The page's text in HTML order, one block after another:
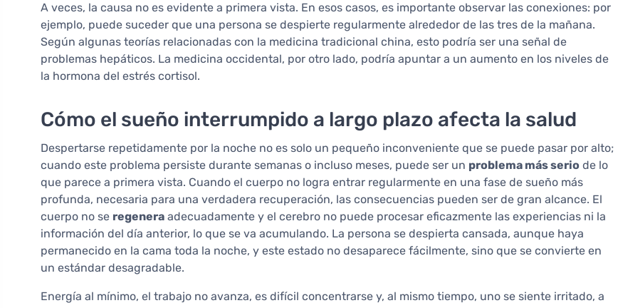
A veces, la causa no es evidente a primera vista. En esos casos, es importante observar las conexiones: por
ejemplo, puede suceder que una persona se despierte regularmente alrededor de las tres de la mañana.
Según algunas teorías relacionadas con la medicina tradicional china, esto podría ser una señal de
problemas hepáticos. La medicina occidental, por otro lado, podría apuntar a un aumento en los niveles de
la hormona del estrés cortisol.
Cómo el sueño interrumpido a largo plazo afecta la salud
Despertarse repetidamente por la noche no es solo un pequeño inconveniente que se puede pasar por alto;
cuando este problema persiste durante semanas o incluso meses, puede ser un problema más serio de lo
que parece a primera vista. Cuando el cuerpo no logra entrar regularmente en una fase de sueño más
profunda, necesaria para una verdadera recuperación, las consecuencias pueden ser de gran alcance. El
cuerpo no se regenera adecuadamente y el cerebro no puede procesar eficazmente las experiencias ni la
información del día anterior, lo que se va acumulando. La persona se despierta cansada, aunque haya
permanecido en la cama toda la noche, y este estado no desaparece fácilmente, sino que se convierte en
un estándar desagradable.
Energía al mínimo, el trabajo no avanza, es difícil concentrarse y, al mismo tiempo, uno se siente irritado, a